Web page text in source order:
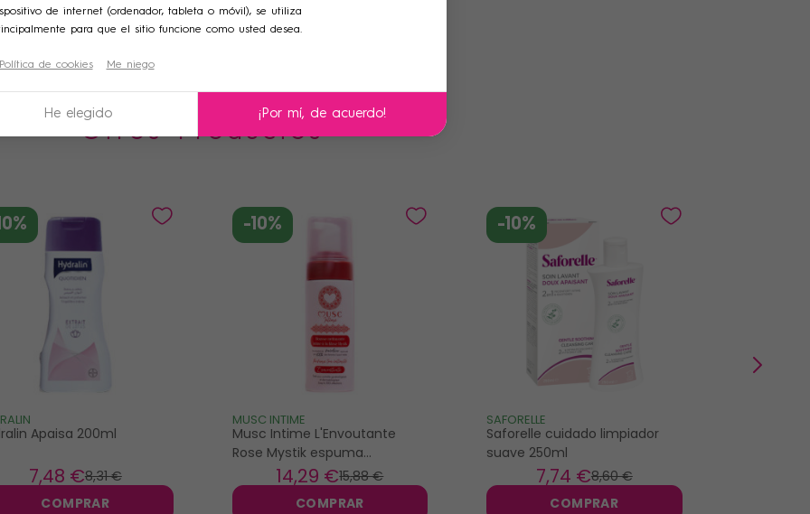
Otros Productos
Apaisa 200ml
8,31 €
7,48 €
COMPRAR
-10%
MUSC INTIME
Musc Intime L'Envoutante
Rose Mystik espuma
limpiadora íntima 150ml
15,88 €
14,29 €
COMPRAR
-10%
SAFORELLE
Saforelle cuidado limpiador
suave 250ml
8,60 €
7,74 €
COMPRAR
una nueva lista
Iniciar sesión
de internet (ordenador, tableta o móvil), se utiliza
para que el sitio funcione como usted desea.
Política de cookies Me niego
He elegido ¡Por mí, de acuerdo!